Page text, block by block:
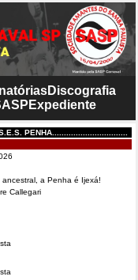
Discografia
Expediente
PENHA................................
ancestral, a Penha é Ijexá!
Callegari